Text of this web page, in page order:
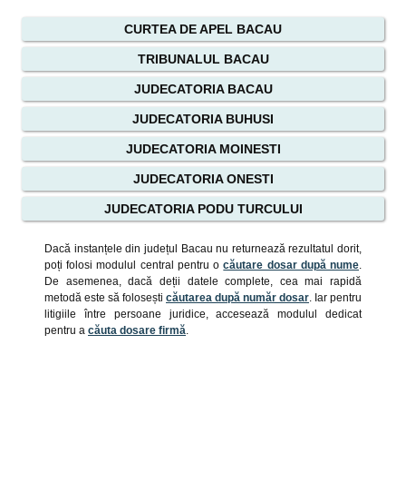
CURTEA DE APEL BACAU
TRIBUNALUL BACAU
JUDECATORIA BACAU
JUDECATORIA BUHUSI
JUDECATORIA MOINESTI
JUDECATORIA ONESTI
JUDECATORIA PODU TURCULUI
Dacă instanțele din județul Bacau nu returnează rezultatul dorit,
poți folosi modulul central pentru ocăutare dosar după nume.
De asemenea, dacă deții datele complete, cea mai rapidă
metodă este să folosești căutarea după număr dosar. Iar pentru
litigiile între persoane juridice, accesează modulul dedicat
pentru a căuta dosare firmă.